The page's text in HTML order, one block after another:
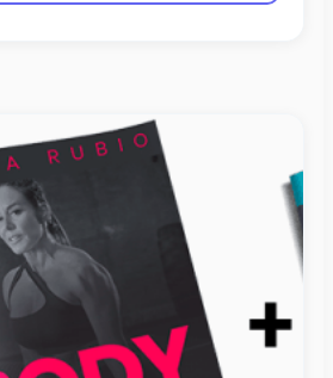
El
precio
original
era:
131USD.
El
precio
actual
104USD.